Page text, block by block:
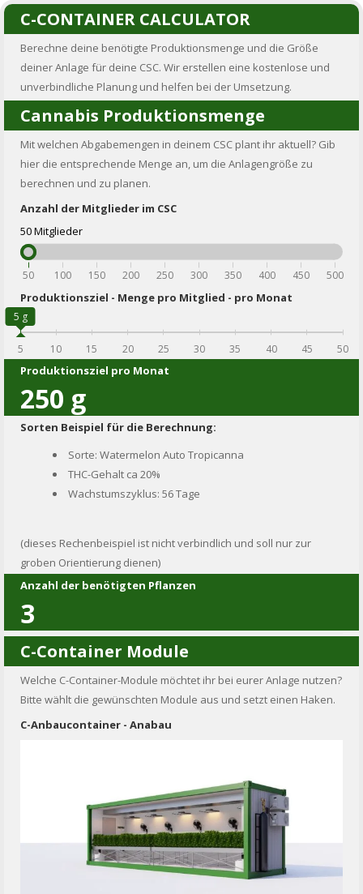
C-CONTAINER CALCULATOR
Anzahl der Mitglieder im CSC
50Mitglieder
50 100 150 200 250 300 350 400 450 500
Produktionsziel - Menge pro Mitglied - pro Monat
5 g
5 10 15 20 25 30 35 40 45 50
Produktionsziel pro Monat
250 g
Sorten Beispiel für die Berechnung:
Sorte: Watermelon Auto Tropicanna
THC-Gehalt ca 20%
Wachstumszyklus: 56 Tage
(dieses Rechenbeispiel ist nicht verbindlich und soll nur zur
groben Orientierung dienen)
Anzahl der benötigten Pflanzen
3
Berechne deine benötigte Produktionsmenge und die Größe
deiner Anlage für deine CSC. Wir erstellen eine kostenlose und
unverbindliche Planung und helfen bei der Umsetzung.
C-Container Module
Cannabis Produktionsmenge
Welche C-Container-Module möchtet ihr bei eurer Anlage nutzen?
Bitte wählt die gewünschten Module aus und setzt einen Haken.
Mit welchen Abgabemengen in deinem CSC plant ihr aktuell? Gib
hier die entsprechende Menge an, um die Anlagengröße zu
berechnen und zu planen.
C-Anbaucontainer - Anabau